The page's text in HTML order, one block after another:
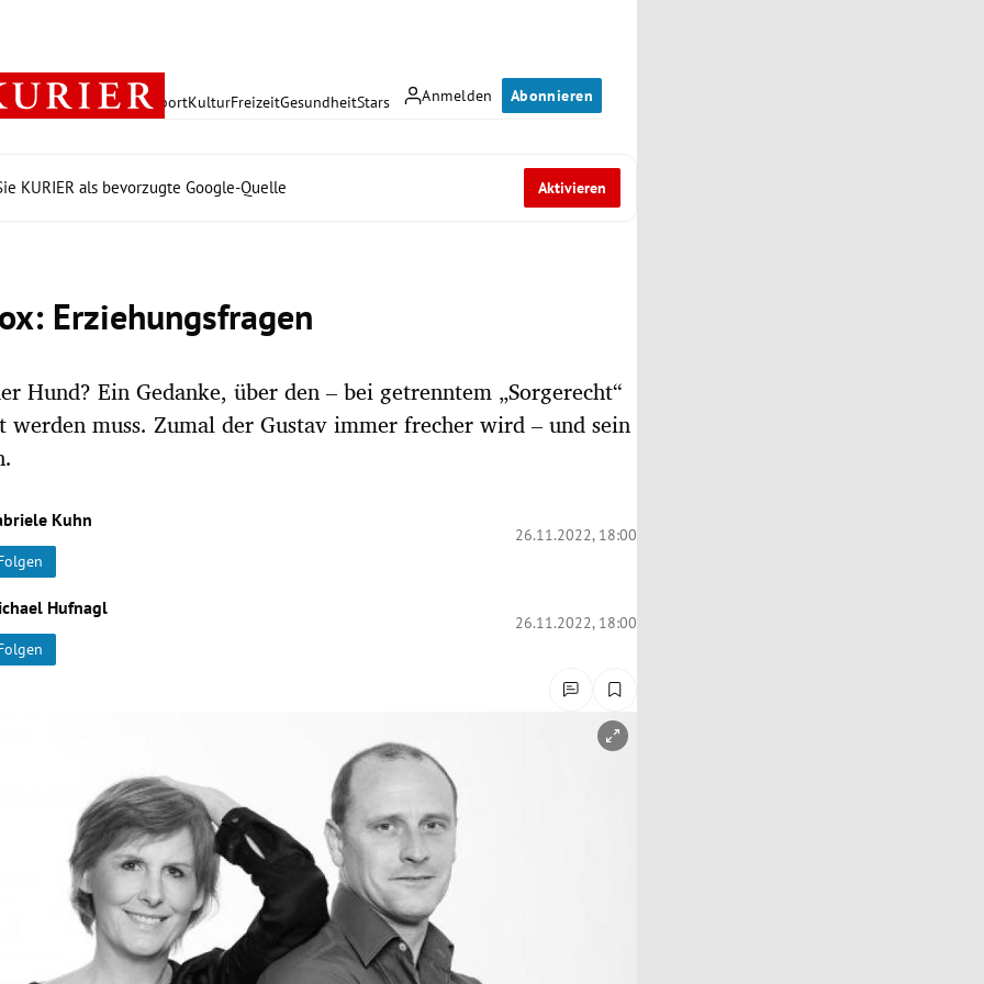
Anmelden Abonnieren
PolitikWirtschaft SportKulturFreizeitGesundheitStars
KURIER als bevorzugte Google-Quelle Aktivieren
Erziehungsfragen
Hund? Ein Gedanke, über den – bei getrenntem „Sorgerecht“
werden muss. Zumal der Gustav immer frecher wird – und sein
Kuhn
26.11.2022, 18:00
Hufnagl
26.11.2022, 18:00
öffnen/schließen